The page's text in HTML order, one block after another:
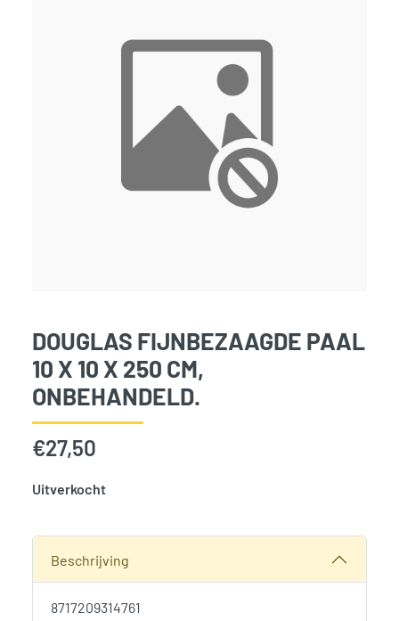
DOUGLAS FIJNBEZAAGDE PAAL
10 X 10 X 250 CM,
ONBEHANDELD.
€27,50
Uitverkocht
Beschrijving
8717209314761